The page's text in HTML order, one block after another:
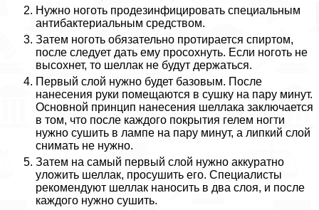
Нужно ноготь продезинфицировать специальным
антибактериальным средством.
Затем ноготь обязательно протирается спиртом,
после следует дать ему просохнуть. Если ноготь не
высохнет, то шеллак не будут держаться.
Первый слой нужно будет базовым. После
нанесения руки помещаются в сушку на пару минут.
Основной принцип нанесения шеллака заключается
в том, что после каждого покрытия гелем ногти
нужно сушить в лампе на пару минут, а липкий слой
снимать не нужно.
Затем на самый первый слой нужно аккуратно
уложить шеллак, просушить его. Специалисты
рекомендуют шеллак наносить в два слоя, и после
каждого нужно сушить.